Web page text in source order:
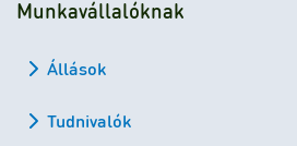
Munkavállalóknak
Állások
Tudnivalók